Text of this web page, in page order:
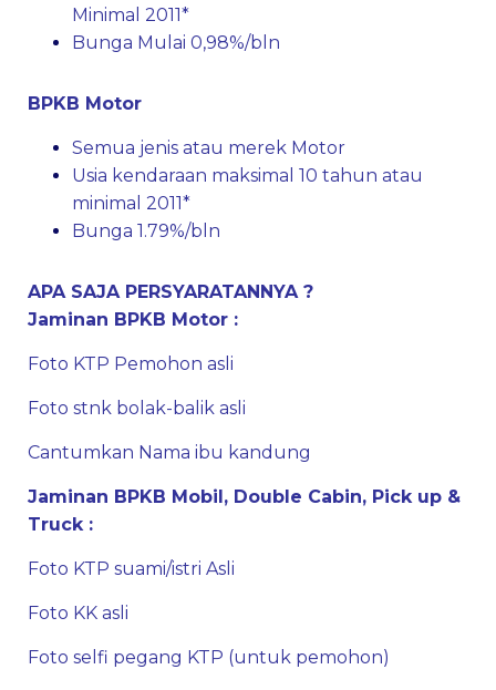
Minimal 2011*
Bunga Mulai 0,98%/bln
BPKB Motor
Semua jenis atau merek Motor
Usia kendaraan maksimal 10 tahun atau
minimal 2011*
Bunga 1.79%/bln
APA SAJA PERSYARATANNYA ?
Jaminan BPKB Motor :
Foto KTP Pemohon asli
Foto stnk bolak-balik asli
Cantumkan Nama ibu kandung
Jaminan BPKB Mobil, Double Cabin, Pick up &
Truck :
Foto KTP suami/istri Asli
Foto KK asli
Foto selfi pegang KTP (untuk pemohon)